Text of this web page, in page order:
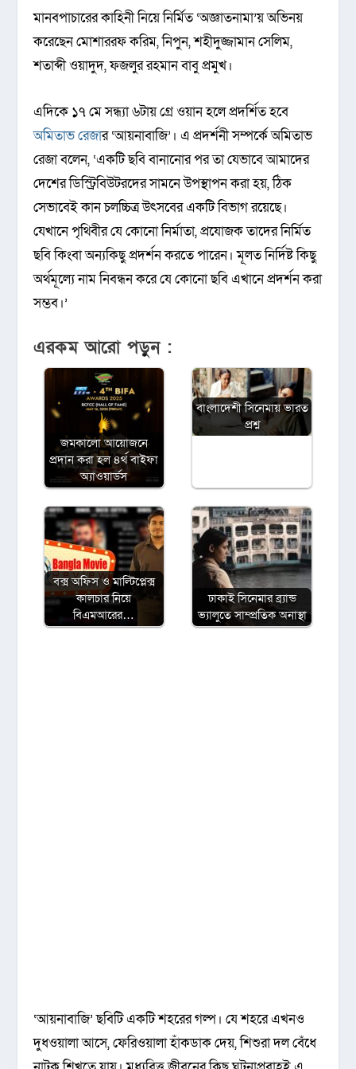
মানবপাচারের কাহিনী নিয়ে নির্মিত ‘অজ্ঞাতনামা’য় অভিনয়
করেছেন মোশাররফ করিম, নিপুন, শহীদুজ্জামান সেলিম,
শতাব্দী ওয়াদুদ, ফজলুর রহমান বাবু প্রমুখ।
এদিকে ১৭ মে সন্ধ্যা ৬টায় গ্রে ওয়ান হলে প্রদর্শিত হবে
অমিতাভ রেজার ‘আয়নাবাজি’। এ প্রদর্শনী সম্পর্কে অমিতাভ
রেজা বলেন, ‘একটি ছবি বানানোর পর তা যেভাবে আমাদের
দেশের ডিস্ট্রিবিউটরদের সামনে উপস্থাপন করা হয়, ঠিক
সেভাবেই কান চলচ্চিত্র উৎসবের একটি বিভাগ রয়েছে।
যেখানে পৃথিবীর যে কোনো নির্মাতা, প্রযোজক তাদের নির্মিত
ছবি কিংবা অন্যকিছু প্রদর্শন করতে পারেন। মূলত নির্দিষ্ট কিছু
অর্থমূল্যে নাম নিবন্ধন করে যে কোনো ছবি এখানে প্রদর্শন করা
সম্ভব।’
এরকম আরো পড়ুন :
জমকালো আয়োজনে
প্রদান করা হল ৪র্থ বাইফা
অ্যাওয়ার্ডস
বাংলাদেশী সিনেমায় ভারত
প্রশ্ন
বক্স অফিস ও মাল্টিপ্লেক্স
কালচার নিয়ে
বিএমআরের…
ঢাকাই সিনেমার ব্র্যান্ড
ভ্যালুতে সাম্প্রতিক অনাস্থা
‘আয়নাবাজি’ ছবিটি একটি শহরের গল্প। যে শহরে এখনও
দুধওয়ালা আসে, ফেরিওয়ালা হাঁকডাক দেয়, শিশুরা দল বেঁধে